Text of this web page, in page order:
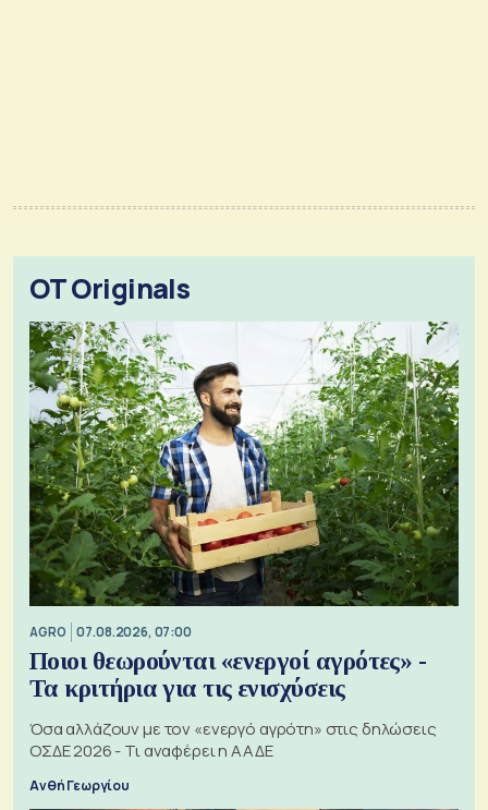
OT Originals
AGRO 07.08.2026, 07:00
Ποιοι θεωρούνται «ενεργοί αγρότες» -
Τα κριτήρια για τις ενισχύσεις
Όσα αλλάζουν με τον «ενεργό αγρότη» στις δηλώσεις
ΟΣΔΕ 2026 - Τι αναφέρει η ΑΑΔΕ
Ανθή Γεωργίου